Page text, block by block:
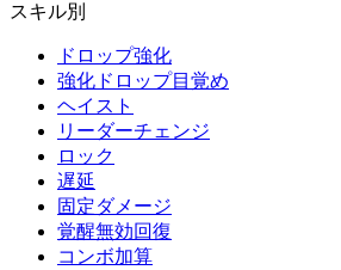
スキル別
ドロップ強化
強化ドロップ目覚め
ヘイスト
リーダーチェンジ
ロック
遅延
固定ダメージ
覚醒無効回復
コンボ加算